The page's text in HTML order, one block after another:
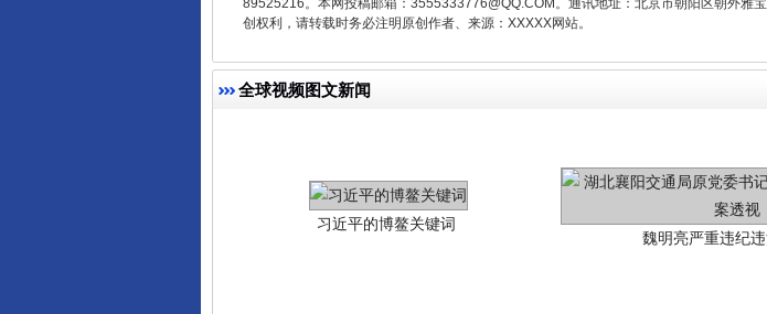
89525216。本网投稿邮箱：3555333776@QQ.COM。通讯地址：北京市朝阳区朝外雅
创权利，请转载时务必注明原创作者、来源：XXXXX网站。
全球视频图文新闻习近平的博鳌关键词